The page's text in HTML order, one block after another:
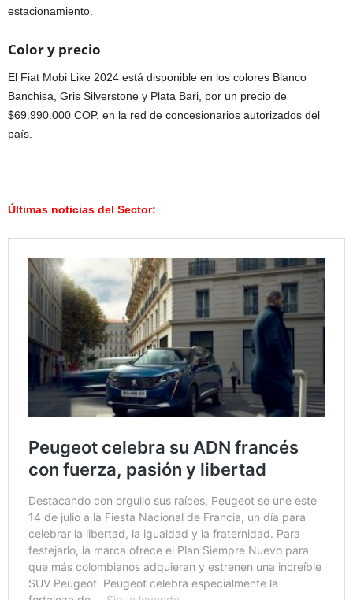
estacionamiento.
Color y precio
El Fiat Mobi Like 2024 está disponible en los colores Blanco
Banchisa, Gris Silverstone y Plata Bari, por un precio de
$69.990.000 COP, en la red de concesionarios autorizados del
país.
Últimas noticias del Sector: